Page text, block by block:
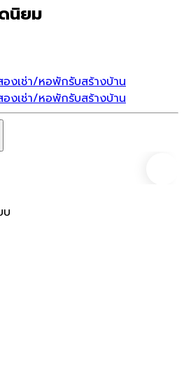
นิยม
องเช่า/หอพักรับสร้างบ้าน
องเช่า/หอพักรับสร้างบ้าน
บ